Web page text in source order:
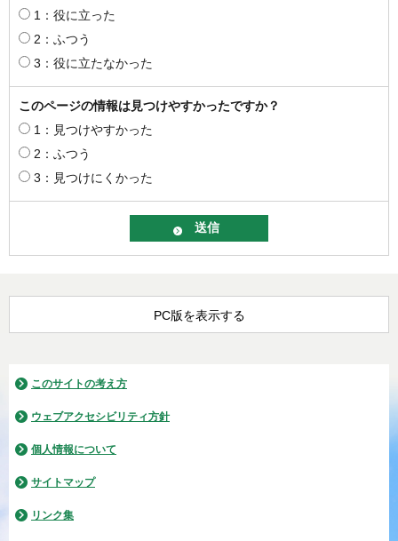
1：役に立った
2：ふつう
3：役に立たなかった
このページの情報は見つけやすかったですか？
1：見つけやすかった
2：ふつう
3：見つけにくかった
PC版を表示する
このサイトの考え方
ウェブアクセシビリティ方針
個人情報について
サイトマップ
リンク集